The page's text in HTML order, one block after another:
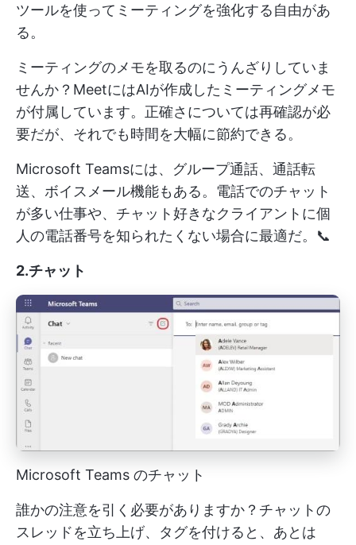
ツールを使ってミーティングを強化する自由があ
る。
ミーティングのメモを取るのにうんざりしていま
せんか？MeetにはAIが作成したミーティングメモ
が付属しています。正確さについては再確認が必
要だが、それでも時間を大幅に節約できる。
Microsoft Teamsには、グループ通話、通話転
送、ボイスメール機能もある。電話でのチャット
が多い仕事や、チャット好きなクライアントに個
人の電話番号を知られたくない場合に最適だ。📞
2.チャット
Microsoft Teams のチャット
誰かの注意を引く必要がありますか？チャットの
スレッドを立ち上げ、タグを付けると、あとは